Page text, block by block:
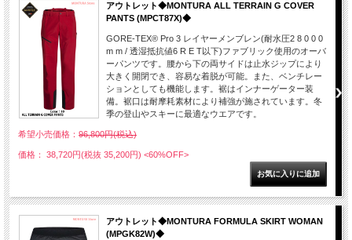
アウトレット◆MONTURA ALL TERRAIN G COVER
PANTS (MPCT87X)◆
GORE-TEX® Pro 3 レイヤーメンブレン(耐水圧2 8 0 0 0
m m / 透湿抵抗値6 R E T以下)ファブリック使用のオーバ
ーパンツです。腰から下の両サイドは止水ジップにより
大きく開閉でき、容易な着脱が可能。また、ベンチレー
ションとしても機能します。裾はインナーゲーター装
備。裾口は耐摩耗素材により補強が施されています。冬
季の登山やスキーに最適なウエアです。
希望小売価格： 96,800円(税込)
価格： 38,720円(税抜 35,200円) <60%OFF>
アウトレット◆MONTURA FORMULA SKIRT WOMAN
(MPGK82W)◆